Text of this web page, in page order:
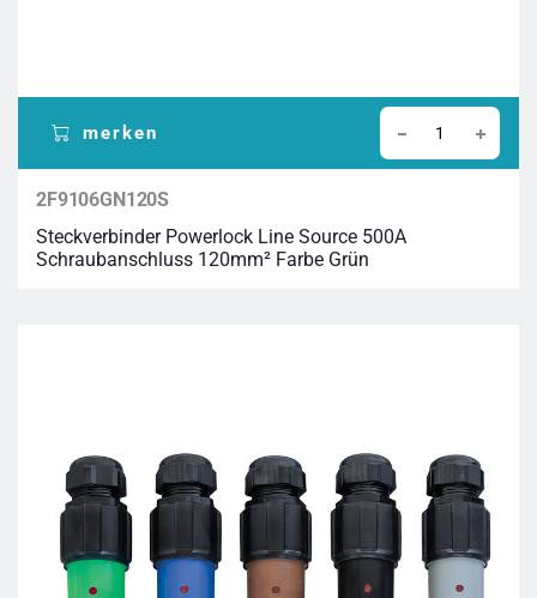
merken
2F9106GN120S
Steckverbinder Powerlock Line Source 500A
Schraubanschluss 120mm² Farbe Grün